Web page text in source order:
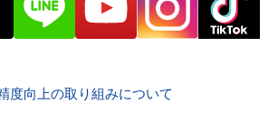
度向上の取り組みについて